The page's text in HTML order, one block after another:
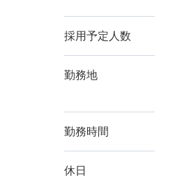
採用予定人数
勤務地
勤務時間
休日